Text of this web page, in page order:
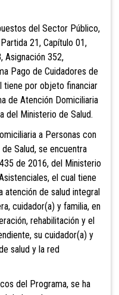
del Sector Público,
21, Capítulo 01,
Asignación 352,
Pago de Cuidadores de
tiene por objeto financiar
de Atención Domiciliaria
del Ministerio de Salud.
a Personas con
Salud, se encuentra
de 2016, del Ministerio
el cual tiene
atención de salud integral
cuidador(a) y familia, en
rehabilitación y el
su cuidador(a) y
salud y la red
del Programa, se ha